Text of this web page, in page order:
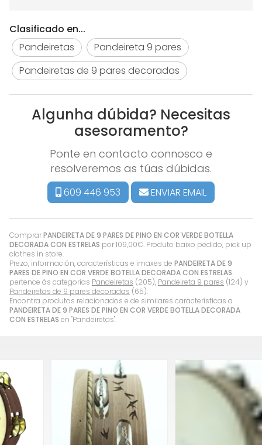
ComprarPANDEIRETA DE 9 PARES DE PINO EN COR VERDE BOTELLA
DECORADA CON ESTRELAS por109,00€. Produto baixo pedido, pick up
clothes in store.
Prezo, información, características e imaxes de PANDEIRETA DE 9
PARES DE PINO EN COR VERDE BOTELLA DECORADA CON ESTRELAS
pertence ás categorias Pandeiretas (205), Pandeireta 9 pares (124) y
Pandeiretas de 9 pares decoradas (65).
Encontra produtos relacionados e de similares características a
PANDEIRETA DE 9 PARES DE PINO EN COR VERDE BOTELLA DECORADA
CON ESTRELAS en "Pandeiretas".
Clasificado en...
Pandeiretas
Pandeireta 9 pares
Pandeiretas de 9 pares decoradas
Algunha dúbida? Necesitas
asesoramento?
Ponte en contacto connosco e
resolveremos as túas dúbidas.
609 446 953 ENVIAR EMAIL